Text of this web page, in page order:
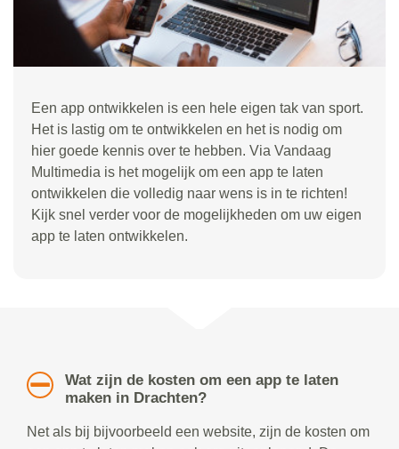
Een app ontwikkelen is een hele eigen tak van sport.
Het is lastig om te ontwikkelen en het is nodig om
hier goede kennis over te hebben. Via Vandaag
Multimedia is het mogelijk om een app te laten
ontwikkelen die volledig naar wens is in te richten!
Kijk snel verder voor de mogelijkheden om uw eigen
app te laten ontwikkelen.
Wat zijn de kosten om een app te laten
maken in Drachten?
Net als bij bijvoorbeeld een website, zijn de kosten om